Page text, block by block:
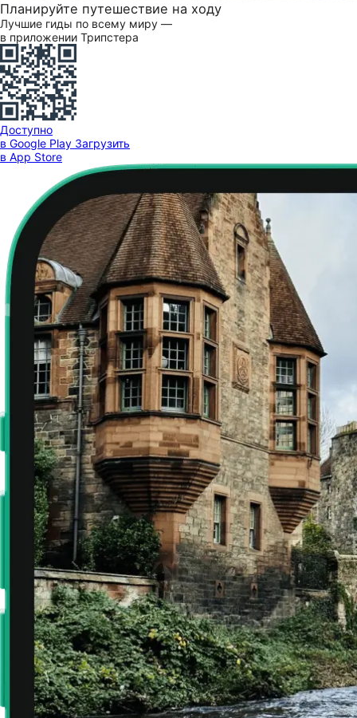
Планируйте путешествие на ходу
Лучшие гиды по всему миру —
в приложении Трипстера
Доступно
в Google Play Загрузить
в App Store